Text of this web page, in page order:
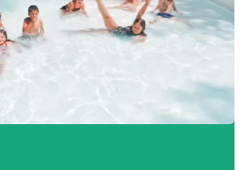
Magikland